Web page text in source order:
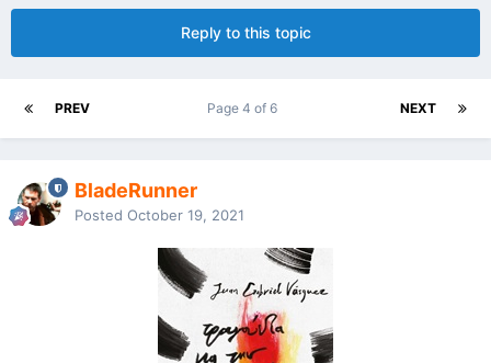
Reply to this topic
PREV NEXT
Page 4 of 6
BladeRunner
Posted October 19, 2021